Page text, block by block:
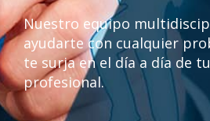
Nuestro equipo
ayudarte con cualquier
te surja en el día a día de
profesional.